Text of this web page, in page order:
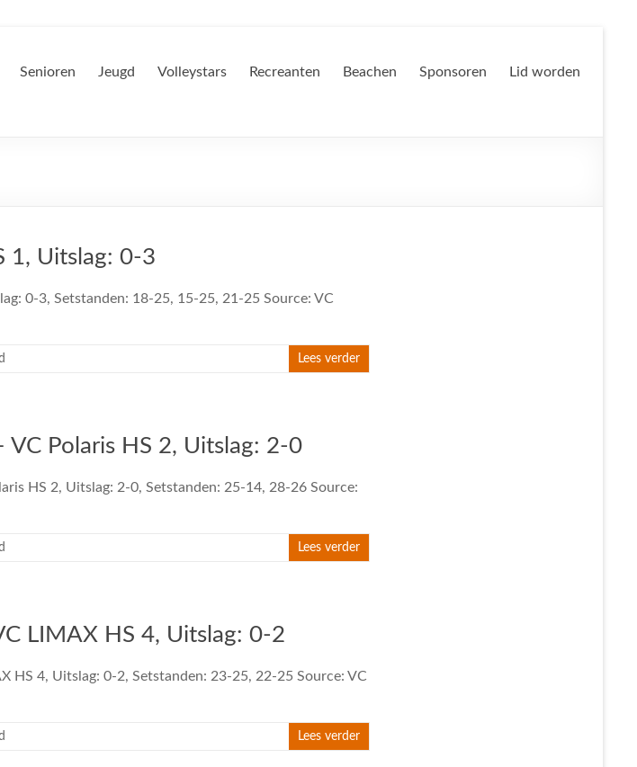
Senioren Jeugd Volleystars Recreanten Beachen Sponsoren Lid worden
1, Uitslag: 0-3
0-3, Setstanden: 18-25, 15-25, 21-25 Source: VC
Lees verder
Polaris HS 2, Uitslag: 2-0
HS 2, Uitslag: 2-0, Setstanden: 25-14, 28-26 Source:
Lees verder
LIMAX HS 4, Uitslag: 0-2
HS 4, Uitslag: 0-2, Setstanden: 23-25, 22-25 Source: VC
Lees verder